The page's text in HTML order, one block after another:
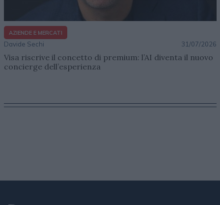
AZIENDE E MERCATI
Davide Sechi 31/07/2026
Visa riscrive il concetto di premium: l’AI diventa il nuovo
concierge dell’esperienza